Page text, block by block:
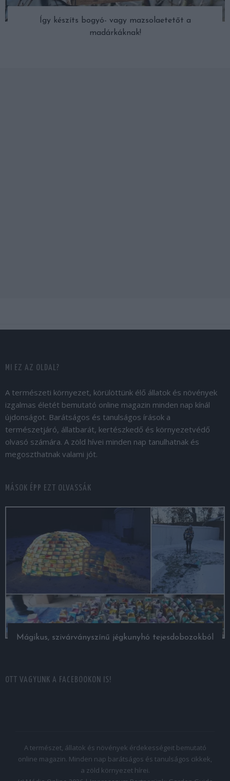
Így készíts bogyó- vagy mazsolaetetőt a
madárkáknak!
MI EZ AZ OLDAL?
A természeti környezet, körülöttünk élő állatok és növények
izgalmas életét bemutató online magazin minden nap kínál
újdonságot. Barátságos és tanulságos írások a
természetjáró, állatbarát, kertészkedő és környezetvédő
olvasó számára. A zöld hívei minden nap tanulhatnak és
megoszthatnak valami jót.
MÁSOK ÉPP EZT OLVASSÁK
Mágikus, szivárványszínű jégkunyhó tejesdobozokból
OTT VAGYUNK A FACEBOOKON IS!
A természet, állatok és növények érdekességeit bemutató
online magazin. Minden nap barátságos és tanulságos cikkek,
a zöld környezet hírei.